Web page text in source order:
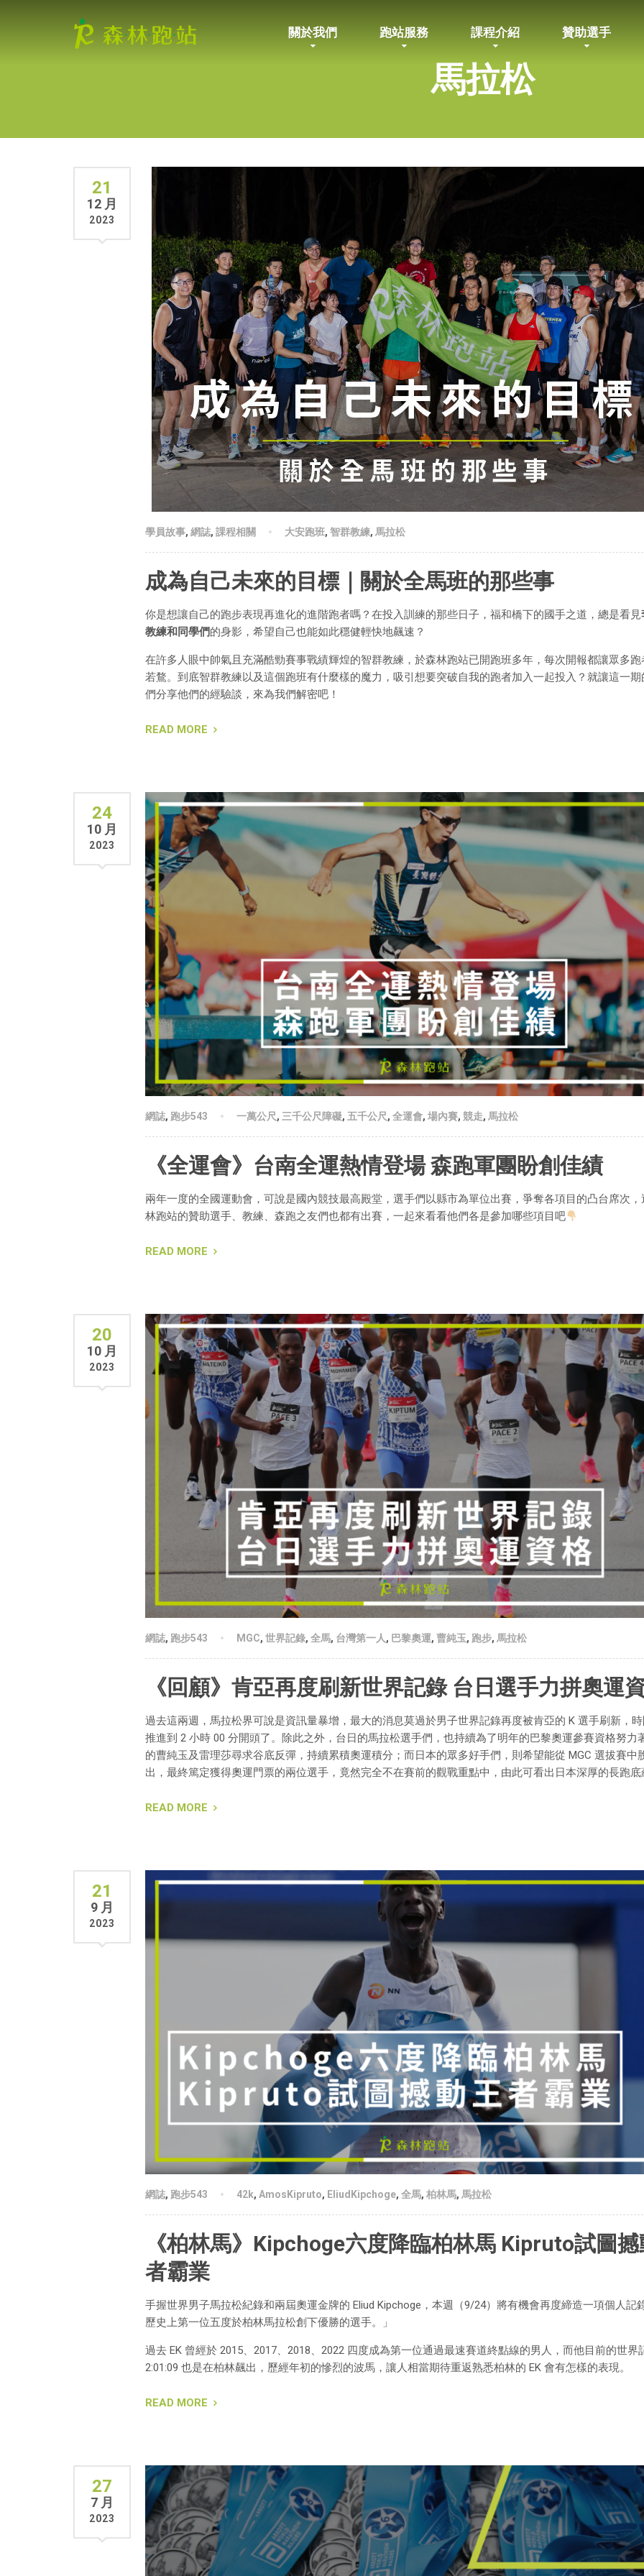
關於我們 跑站服務 課程介紹 贊助選手
馬拉松
21
12 月
2023
學員故事, 網誌, 課程相關 大安跑班, 智群教練, 馬拉松
成為自己未來的目標｜關於全馬班的那些事
你是想讓自己的跑步表現再進化的進階跑者嗎？在投入訓練的那些日子，福和橋下的國手之道，總是看見
教練和同學們的身影，希望自己也能如此穩健輕快地飆速？
在許多人眼中帥氣且充滿酷勁賽事戰績輝煌的智群教練，於森林跑站已開跑班多年，每次開報都讓眾多跑
若鶩。到底智群教練以及這個跑班有什麼樣的魔力，吸引想要突破自我的跑者加入一起投入？就讓這一期
們分享他們的經驗談，來為我們解密吧！
READ MORE
24
10 月
2023
網誌, 跑步543 一萬公尺, 三千公尺障礙, 五千公尺, 全運會, 場內賽, 競走, 馬拉松
《全運會》台南全運熱情登場 森跑軍團盼創佳績
兩年一度的全國運動會，可說是國內競技最高殿堂，選手們以縣市為單位出賽，爭奪各項目的凸台席次，
林跑站的贊助選手、教練、森跑之友們也都有出賽，一起來看看他們各是參加哪些項目吧
READ MORE
20
10 月
2023
網誌, 跑步543 MGC, 世界記錄, 全馬, 台灣第一人, 巴黎奧運, 曹純玉, 跑步, 馬拉松
《回顧》肯亞再度刷新世界記錄 台日選手力拼奧運
過去這兩週，馬拉松界可說是資訊量暴增，最大的消息莫過於男子世界記錄再度被肯亞的 K 選手刷新，
推進到 2 小時 00 分開頭了。除此之外，台日的馬拉松選手們，也持續為了明年的巴黎奧運參賽資格努力
的曹純玉及雷理莎尋求谷底反彈，持續累積奧運積分；而日本的眾多好手們，則希望能從 MGC 選拔賽中
出，最終篤定獲得奧運門票的兩位選手，竟然完全不在賽前的觀戰重點中，由此可看出日本深厚的長跑底
READ MORE
21
9 月
2023
網誌, 跑步543 42k, AmosKipruto, EliudKipchoge, 全馬, 柏林馬, 馬拉松
《柏林馬》Kipchoge六度降臨柏林馬 Kipruto試圖
者霸業
手握世界男子馬拉松紀錄和兩屆奧運金牌的 Eliud Kipchoge，本週（9/24）將有機會再度締造一項個人記
歷史上第一位五度於柏林馬拉松創下優勝的選手。」
過去 EK 曾經於 2015、2017、2018、2022 四度成為第一位通過最速賽道終點線的男人，而他目前的世界
2:01:09 也是在柏林飆出，歷經年初的慘烈的波馬，讓人相當期待重返熟悉柏林的 EK 會有怎樣的表現。
READ MORE
27
7 月
2023